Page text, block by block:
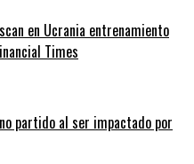
en Ucrania entrenamiento
Times
partido al ser impactado por